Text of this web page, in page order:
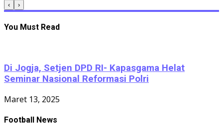
‹ ›
You Must Read
Di Jogja, Setjen DPD RI- Kapasgama Helat
Seminar Nasional Reformasi Polri
Maret 13, 2025
Football News